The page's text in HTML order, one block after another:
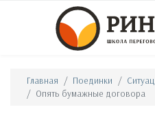
Главная Поединки
Опять бумажные договора